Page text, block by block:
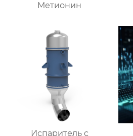
Метионин
Испаритель c